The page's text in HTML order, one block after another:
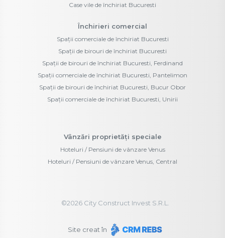
Case vile de închiriat Bucuresti
Închirieri comercial
Spații comerciale de închiriat Bucuresti
Spații de birouri de închiriat Bucuresti
Spații de birouri de închiriat Bucuresti, Ferdinand
Spații comerciale de închiriat Bucuresti, Pantelimon
Spații de birouri de închiriat Bucuresti, Bucur Obor
Spații comerciale de închiriat Bucuresti, Unirii
Vânzări proprietăți speciale
Hoteluri / Pensiuni de vânzare Venus
Hoteluri / Pensiuni de vânzare Venus, Central
©2026City Construct Invest S.R.L.
Site creat în